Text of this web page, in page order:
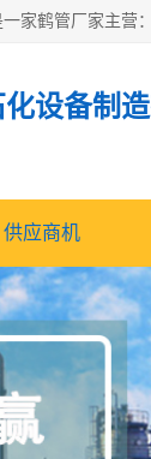
设备制
供应商机